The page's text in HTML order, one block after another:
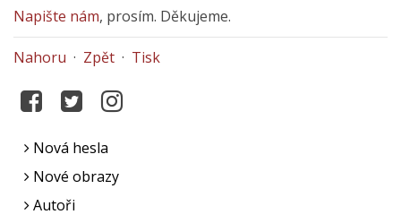
Napište nám, prosím. Děkujeme.
Nahoru · Zpět · Tisk
Nová hesla
Nové obrazy
Autoři